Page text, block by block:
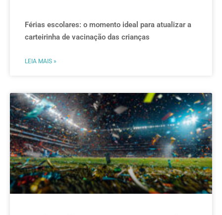
Férias escolares: o momento ideal para atualizar a
carteirinha de vacinação das crianças
LEIA MAIS »